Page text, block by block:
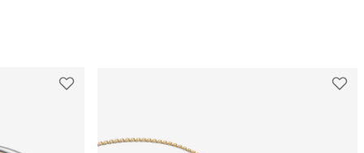
informações sobre o processo de garantia,